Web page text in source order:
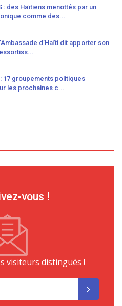
: des Haïtiens menottés par un
comme des...
d’Haïti dit apporter son
17 groupements politiques
les prochaines c...
vous !
visiteurs distingués !